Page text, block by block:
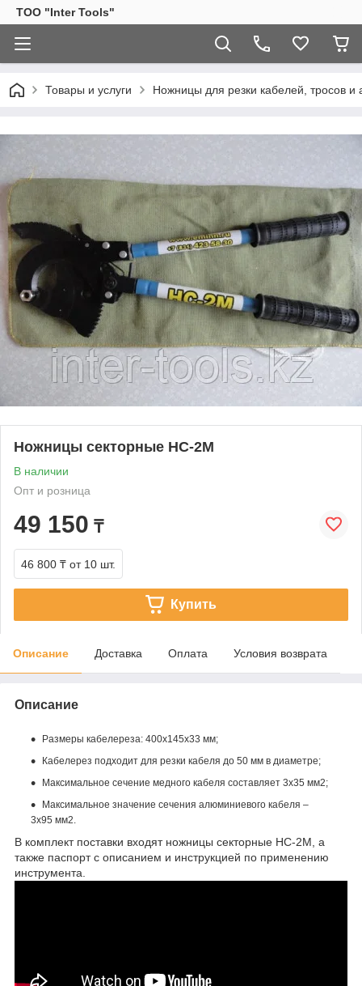
ТОО "Inter Tools"
Товары и услуги Ножницы для резки кабелей, тросов и
Ножницы секторные НС-2М
В наличии
Опт и розница
49 150 ₸
46 800 ₸ от 10 шт.
Купить
Описание Доставка Оплата Условия возврата
Описание
Размеры кабелереза: 400x145x33 мм;
Кабелерез подходит для резки кабеля до 50 мм в диаметре;
Максимальное сечение медного кабеля составляет 3х35 мм2;
Максимальное значение сечения алюминиевого кабеля –
3х95 мм2.
В комплект поставки входят ножницы секторные НС-2М, а
также паспорт с описанием и инструкцией по применению
инструмента.